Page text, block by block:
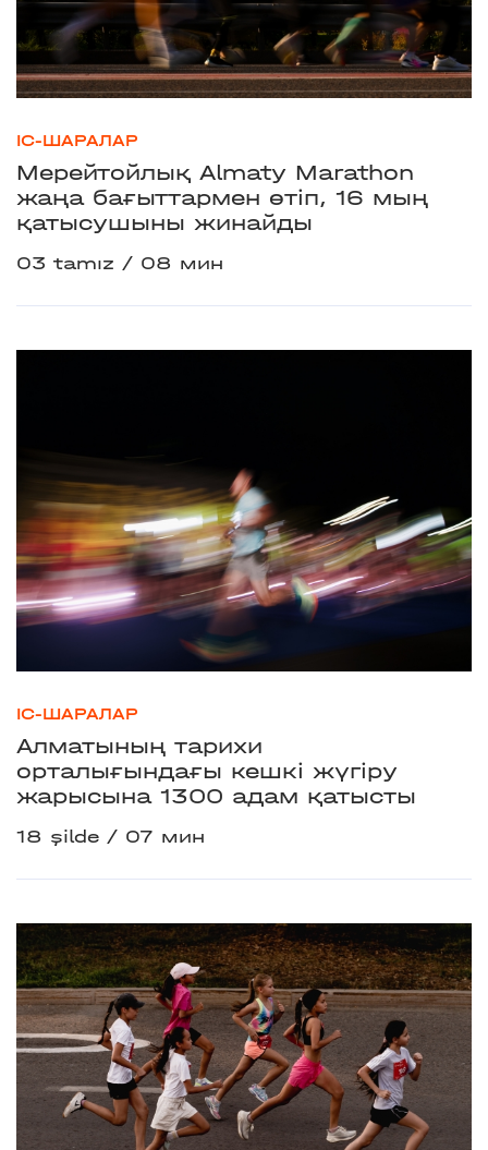
ІС-ШАРАЛАР
Мерейтойлық Almaty Marathon
жаңа бағыттармен өтіп, 16 мың
қатысушыны жинайды
03 tamız 08 мин
ІС-ШАРАЛАР
Алматының тарихи
орталығындағы кешкі жүгіру
жарысына 1300 адам қатысты
18 şilde 07 мин